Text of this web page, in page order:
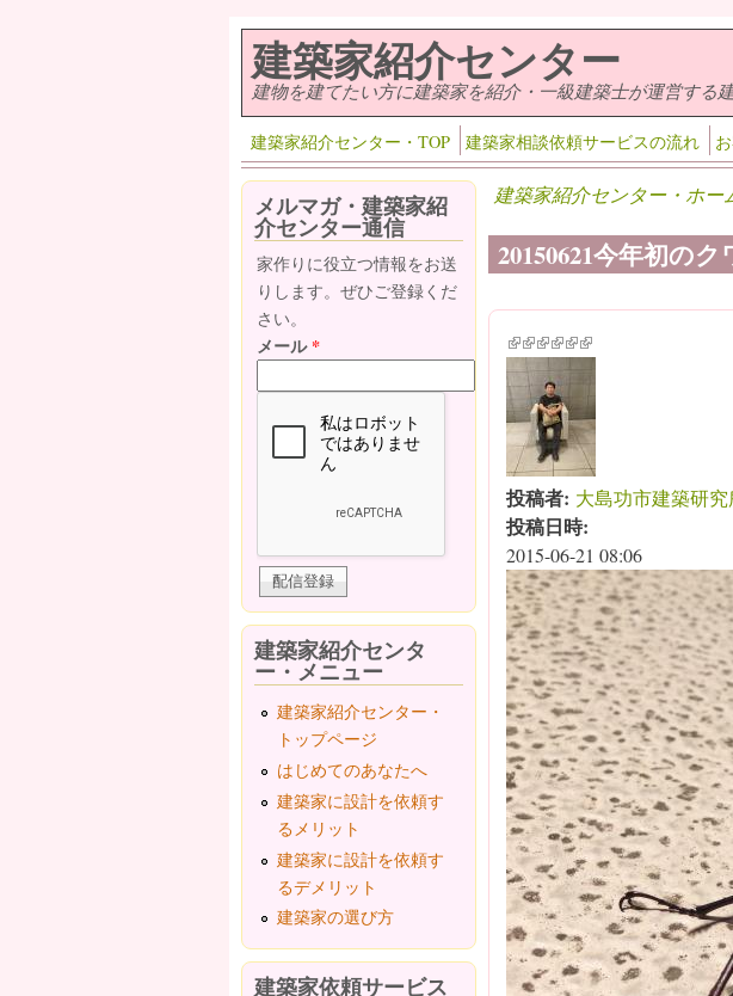
建築家紹介センター
建物を建てたい方に建築家を紹介・一級建築士が運営する
建築家紹介センター・TOP 建築家相談依頼サービスの流れ
建築家紹介センター・ホー
20150621今年初の
(link is external)
(link is external)
(link is external)
(link is external)
(link is external)
(link is external)
投稿者: 大島功市建築研
投稿日時:
2015-06-21 08:06
メルマガ・建築家紹
介センター通信
家作りに役立つ情報をお送
りします。ぜひご登録くだ
さい。
メール*
建築家紹介センタ
ー・メニュー
建築家紹介センター・
トップページ
はじめてのあなたへ
建築家に設計を依頼す
るメリット
建築家に設計を依頼す
るデメリット
建築家の選び方
建築家依頼サービス